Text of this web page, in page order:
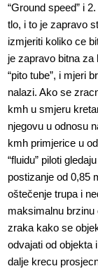
“Ground speed” i
tlo, i to je zapravo
izmjeriti koliko ce
je zapravo bitna
“pito tube”, i mjeri
nalazi. Ako se
kmh u smjeru
njegovu u odnosu
kmh primjerice u
“fluidu” piloti
postizanje od 0,85
oštečenje trupa i
maksimalnu brzinu
zraka kako se
odvajati od objekta
dalje krecu